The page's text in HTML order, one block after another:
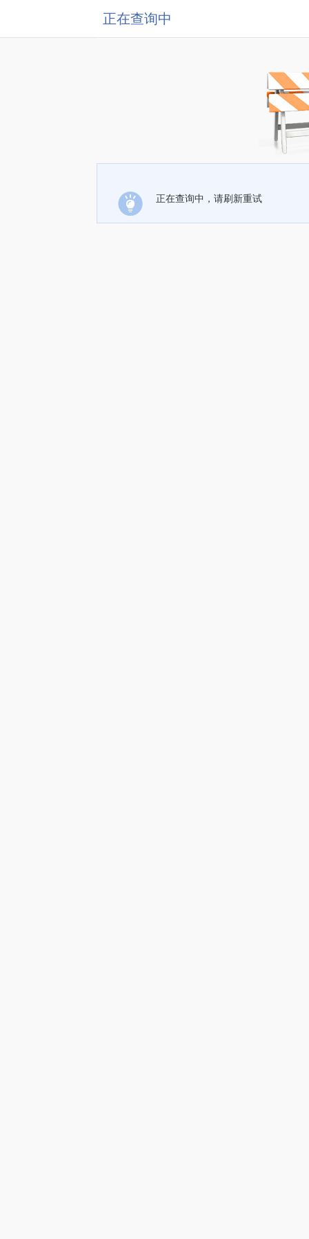
正在查询中
正在查询中，请刷新重试